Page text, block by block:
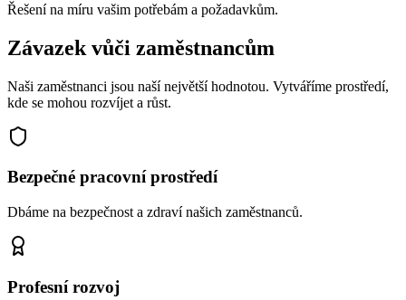
Řešení na míru vašim potřebám a požadavkům.
Závazek vůči zaměstnancům
Naši zaměstnanci jsou naší největší hodnotou. Vytváříme prostředí,
kde se mohou rozvíjet a růst.
Bezpečné pracovní prostředí
Dbáme na bezpečnost a zdraví našich zaměstnanců.
Profesní rozvoj